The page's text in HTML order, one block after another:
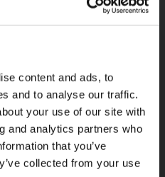
content and ads, to
and to analyse our traffic.
your use of our site with
and analytics partners who
that you’ve
collected from your use
et basés sur des
1/